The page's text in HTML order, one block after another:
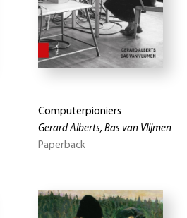
Computerpioniers
Gerard Alberts, Bas van Vlijmen
Paperback